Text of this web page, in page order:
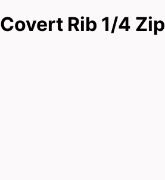
Covert Rib 1/4 Zip